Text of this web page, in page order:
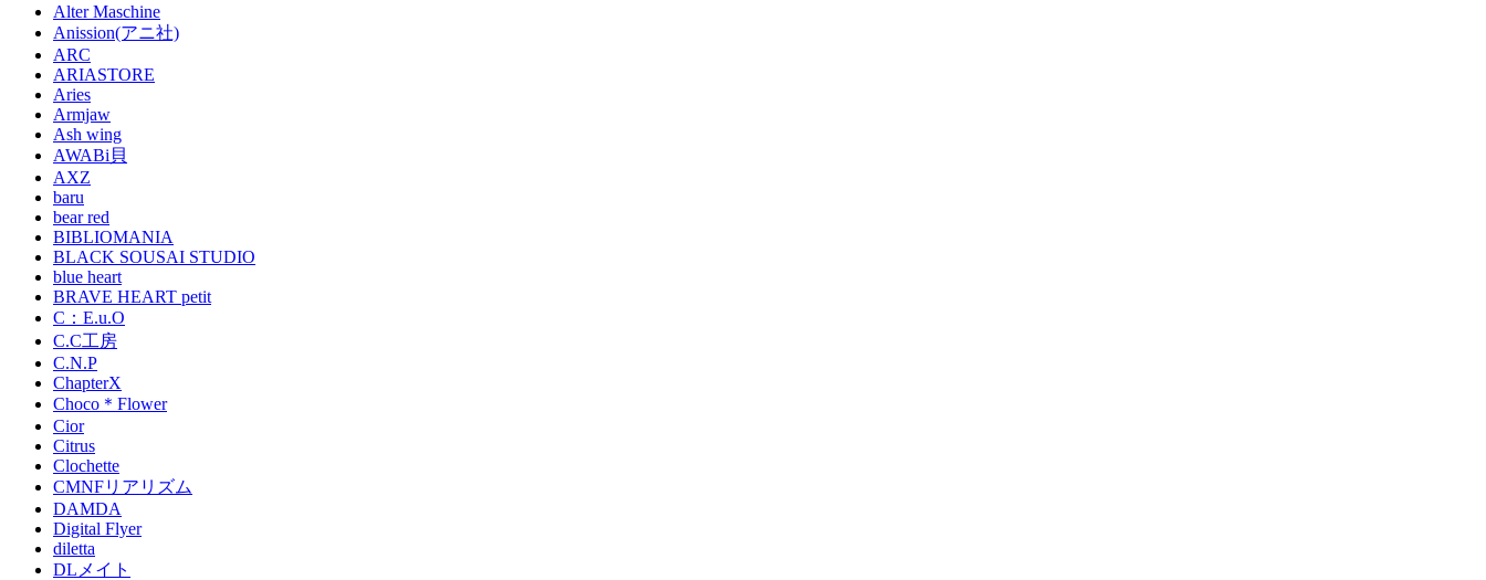
Alter Maschine
Anission(アニ社)
ARC
ARIASTORE
Aries
Armjaw
Ash wing
AWABi貝
AXZ
baru
bear red
BIBLIOMANIA
BLACK SOUSAI STUDIO
blue heart
BRAVE HEART petit
C：E.u.O
C.C工房
C.N.P
ChapterX
Choco＊Flower
Cior
Citrus
Clochette
CMNFリアリズム
DAMDA
Digital Flyer
diletta
DLメイト